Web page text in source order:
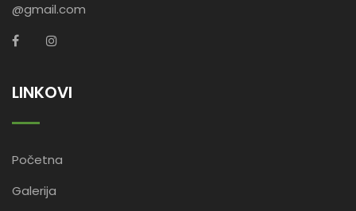
@gmail.com
LINKOVI
Početna
Galerija